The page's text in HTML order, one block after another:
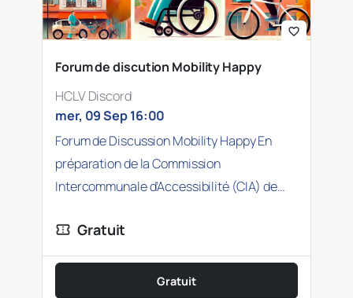
favorite_border
Forum de discution Mobility Happy
HCLV Discord
mer, 09 Sep 16:00
Forum de Discussion Mobility Happy En
préparation de la Commission
Intercommunale d’Accessibilité (CIA) de
confirmation_number Gratuit
Gratuit